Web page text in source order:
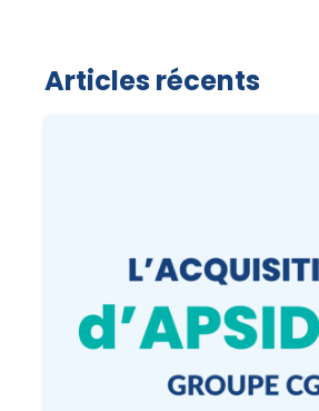
Articles récents